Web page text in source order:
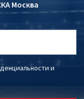
Москва
и